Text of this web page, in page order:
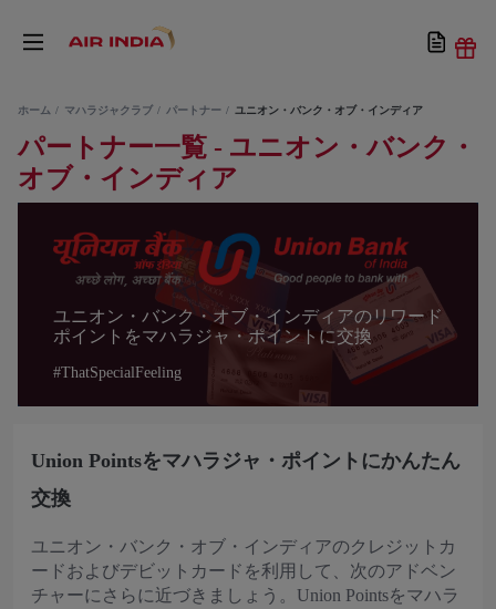
ホーム マハラジャクラブ パートナー ユニオン・バンク・オブ・インディア
パートナー一覧 - ユニオン・バンク・
オブ・インディア
ユニオン・バンク・オブ・インディアのリワード
ポイントをマハラジャ・ポイントに交換
#ThatSpecialFeeling
Union Pointsをマハラジャ・ポイントにかんたん
交換
ユニオン・バンク・オブ・インディアのクレジットカ
ードおよびデビットカードを利用して、次のアドベン
チャーにさらに近づきましょう。Union Pointsをマハラ